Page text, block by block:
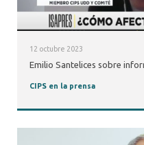
12 octubre 2023
Emilio Santelices sobre
CIPS en la prensa